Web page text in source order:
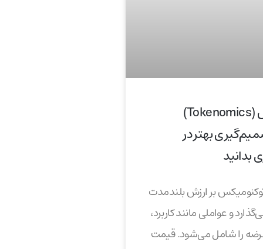
توکنومیکس (Tokenomics)
بهتر در
بدانید
بر ارزش بلندمدت
و عواملی مانند کاربرد،
عرضه را شامل می‌شود. قیمت